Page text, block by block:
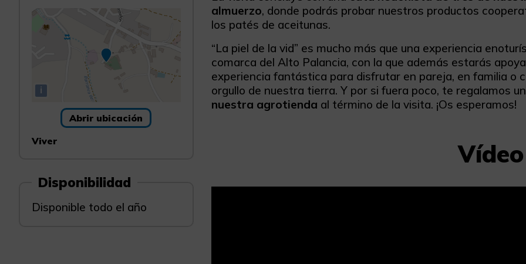
i
Abrir ubicación
Viver
Disponibilidad
Disponible todo el año
almuerzo, donde podrás probar nuestros productos
los patés de aceitunas.
“La piel de la vid” es mucho más que una experiencia
comarca del Alto Palancia, con la que además estarás
experiencia fantástica para disfrutar en pareja, en familia o
orgullo de nuestra tierra. Y por si fuera poco, te regalamos
nuestra agrotienda al término de la visita. ¡Os esperamos!
Vídeo